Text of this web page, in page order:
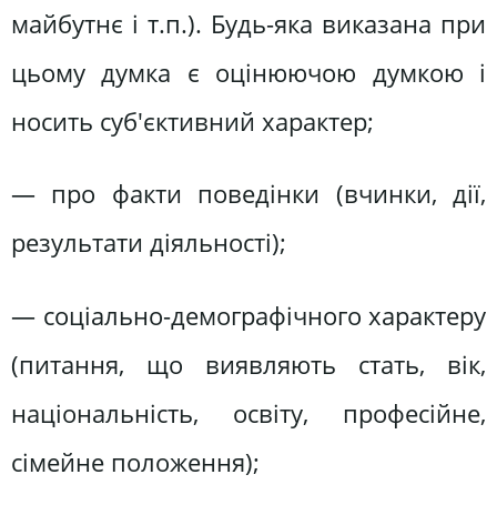
майбутнє і т.п.). Будь-яка виказана при
цьому думка є оцінюючою думкою і
носить суб'єктивний характер;
— про факти поведінки (вчинки, дії,
результати діяльності);
— соціально-демографічного характеру
(питання, що виявляють стать, вік,
національність, освіту, професійне,
сімейне положення);